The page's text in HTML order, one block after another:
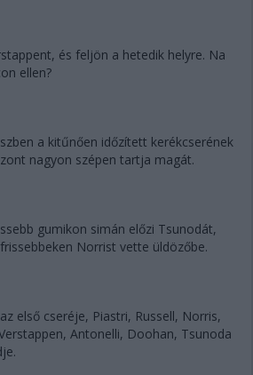
és feljön a hetedik helyre. Na
ellen?
a kitűnően időzített kerékcserének
nagyon szépen tartja magát.
gumikon simán előzi Tsunodát,
Norrist vette üldözőbe.
első cseréje, Piastri, Russell, Norris,
Antonelli, Doohan, Tsunoda